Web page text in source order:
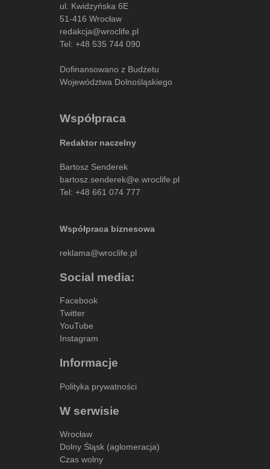
ul. Kwidzyńska 6E
51-416 Wrocław
redakcja@wroclife.pl
Tel: +48 535 744 090
Dofinansowano z Budżetu
Województwa Dolnośląskiego
Współpraca
Redaktor naczelny
Bartosz Senderek
bartosz.senderek@e.wroclife.pl
Tel: +48 661 074 777
Współpraca biznesowa
reklama@wroclife.pl
Social media:
Facebook
Twitter
YouTube
Instagram
Informacje
Polityka prywatności
W serwisie
Wrocław
Dolny Śląsk (aglomeracja)
Czas wolny